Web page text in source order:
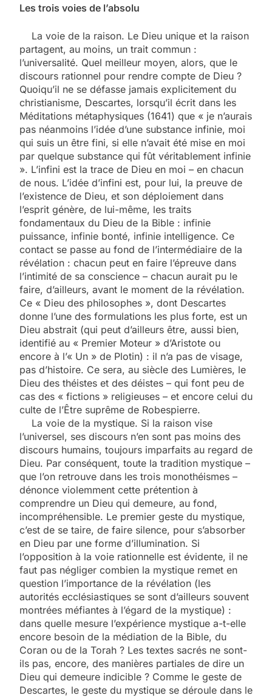
Les trois voies de l’absolu
La voie de la raison. Le Dieu unique et la raison
partagent, au moins, un trait commun :
l’universalité. Quel meilleur moyen, alors, que le
discours rationnel pour rendre compte de Dieu ?
Quoiqu’il ne se défasse jamais explicitement du
christianisme, Descartes, lorsqu’il écrit dans les
Méditations métaphysiques (1641) que « je n’aurais
pas néanmoins l’idée d’une substance infinie, moi
qui suis un être fini, si elle n’avait été mise en moi
par quelque substance qui fût véritablement infinie
». L’infini est la trace de Dieu en moi – en chacun
de nous. L’idée d’infini est, pour lui, la preuve de
l’existence de Dieu, et son déploiement dans
l’esprit génère, de lui-même, les traits
fondamentaux du Dieu de la Bible : infinie
puissance, infinie bonté, infinie intelligence. Ce
contact se passe au fond de l’intermédiaire de la
révélation : chacun peut en faire l’épreuve dans
l’intimité de sa conscience – chacun aurait pu le
faire, d’ailleurs, avant le moment de la révélation.
Ce « Dieu des philosophes », dont Descartes
donne l’une des formulations les plus forte, est un
Dieu abstrait (qui peut d’ailleurs être, aussi bien,
identifié au « Premier Moteur » d’Aristote ou
encore à l’« Un » de Plotin) : il n’a pas de visage,
pas d’histoire. Ce sera, au siècle des Lumières, le
Dieu des théistes et des déistes – qui font peu de
cas des « fictions » religieuses – et encore celui du
culte de l’Être suprême de Robespierre.
La voie de la mystique. Si la raison vise
l’universel, ses discours n’en sont pas moins des
discours humains, toujours imparfaits au regard de
Dieu. Par conséquent, toute la tradition mystique –
que l’on retrouve dans les trois monothéismes –
dénonce violemment cette prétention à
comprendre un Dieu qui demeure, au fond,
incompréhensible. Le premier geste du mystique,
c’est de se taire, de faire silence, pour s’absorber
en Dieu par une forme d’illumination. Si
l’opposition à la voie rationnelle est évidente, il ne
faut pas négliger combien la mystique remet en
question l’importance de la révélation (les
autorités ecclésiastiques se sont d’ailleurs souvent
montrées méfiantes à l’égard de la mystique) :
dans quelle mesure l’expérience mystique a-t-elle
encore besoin de la médiation de la Bible, du
Coran ou de la Torah ? Les textes sacrés ne sont-
ils pas, encore, des manières partiales de dire un
Dieu qui demeure indicible ? Comme le geste de
Descartes, le geste du mystique se déroule dans le